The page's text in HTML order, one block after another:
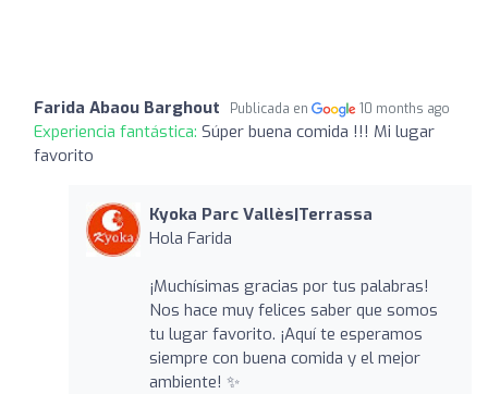
Farida Abaou Barghout Publicada en 10 months ago
Experiencia fantástica: Súper buena comida !!! Mi lugar
favorito
Kyoka Parc Vallès|Terrassa
Hola Farida
¡Muchísimas gracias por tus palabras!
Nos hace muy felices saber que somos
tu lugar favorito. ¡Aquí te esperamos
siempre con buena comida y el mejor
ambiente! ✨